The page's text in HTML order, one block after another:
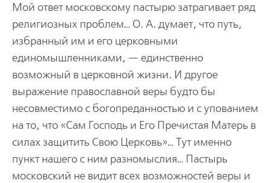
Мой ответ московскому пастырю затрагивает ряд
религиозных проблем… О. А. думает, что путь,
избранный им и его церковными
единомышленниками, — единственно
возможный в церковной жизни. И другое
выражение православной веры будто бы
несовместимо с богопреданностью и с упованием
на то, что «Сам Господь и Его Пречистая Матерь в
силах защитить Свою Церковь»… Тут именно
пункт нашего с ним разномыслия… Пастырь
московский не видит всех возможностей веры и